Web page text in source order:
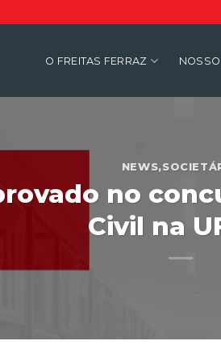
O FREITAS FERRAZ NOSSO
NEWS,
no
Civil na